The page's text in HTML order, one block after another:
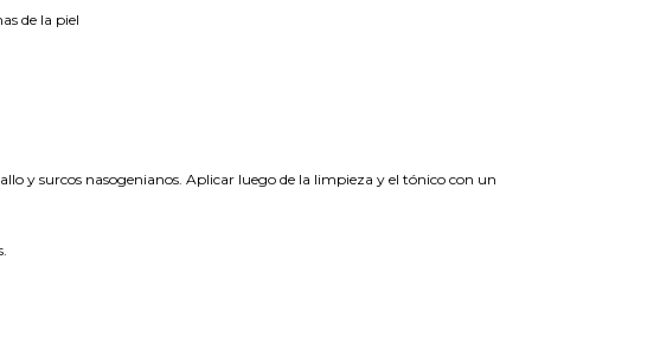
de la piel
y surcos nasogenianos. Aplicar luego de la limpieza y el tónico con un